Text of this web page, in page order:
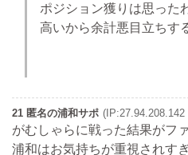
ポジション獲りは思った
高いから余計悪目立ちす
21 匿名の浦和サポ (IP:27.94.208.142
がむしゃらに戦った結果がフ
浦和はお気持ちが重視されす